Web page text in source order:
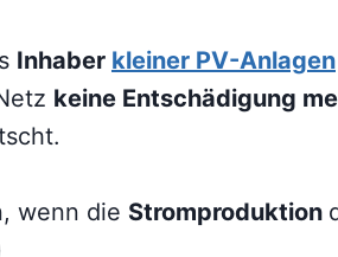
Inhaber kleiner PV-Anlagen
keine Entschädigung
wenn die Stromproduktion